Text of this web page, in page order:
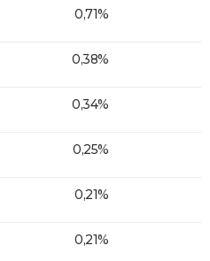
0,71%
0,38%
0,34%
0,25%
0,21%
0,21%